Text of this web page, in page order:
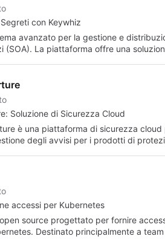
con Keywhiz
avanzato per la gestione e
(SOA). La piattaforma offre una
Soluzione di Sicurezza Cloud
è una piattaforma di sicurezza
degli avvisi per i prodotti di
accessi per Kubernetes
source progettato per fornire
Destinato principalmente a